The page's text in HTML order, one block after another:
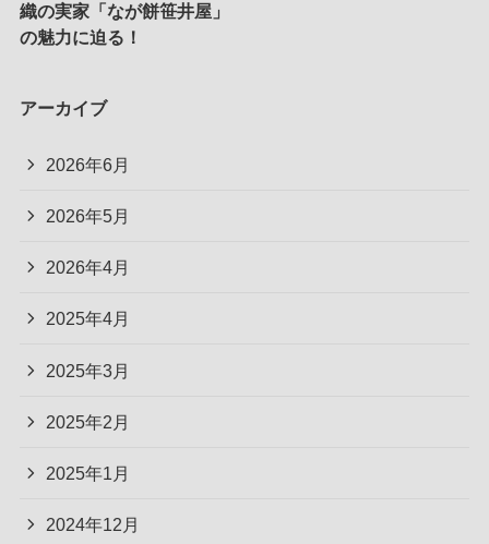
織の実家「なが餅笹井屋」
の魅力に迫る！
アーカイブ
2026年6月
2026年5月
2026年4月
2025年4月
2025年3月
2025年2月
2025年1月
2024年12月